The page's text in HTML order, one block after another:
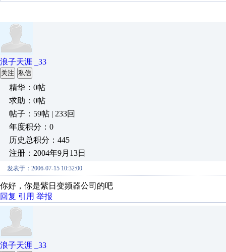
浪子天涯 _33
关注 私信
精华：0帖
求助：0帖
帖子：59帖 | 233回
年度积分：0
历史总积分：445
注册：2004年9月13日
发表于：2006-07-15 10:32:00
你好，你是紫日变频器公司的吧
回复 引用 举报
浪子天涯 _33